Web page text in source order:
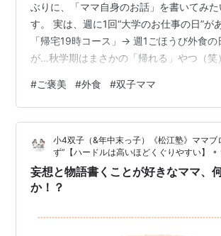
ぶりに、「ママ自身のお話」を書いてみた
す。 実は、週に1回“大学のお仕事の日”が
「帰宅19時コース」→ 週1ごほうび外食の
が…秋学期はまさかの「帰れる」やつ（笑
食デー”は満喫モード おわりに 最後のオチ
計タイム”〜 実は、週に1回“大学のお仕事
す 私は大学の授業がある時期だけ、週に1
師として、ちょっと遠くの大学で働いてい
約1時間。ちょっとした小旅行気分（笑）
期（春学…
#ご褒美 #外食 #双子ママ
小4双子（&年中末っ子）《松江塾》ママブ
ず”【ハードルは高いほどくぐりやすい】
•
妄想と物語書くことが好きなママ、
か！？